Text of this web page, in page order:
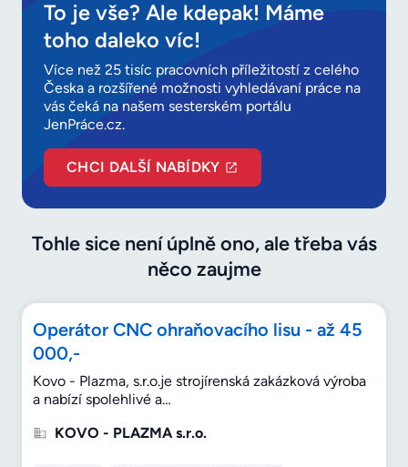
To je vše? Ale kdepak! Máme
toho daleko víc!
Více než 25 tisíc pracovních příležitostí z celého
Česka a rozšířené možnosti vyhledávaní práce na
vás čeká na našem sesterském portálu
JenPráce.cz.
CHCI DALŠÍ NABÍDKY
Tohle sice není úplně ono, ale třeba vás
něco zaujme
Operátor CNC ohraňovacího lisu - až 45
000,-
Kovo - Plazma, s.r.o.je strojírenská zakázková výroba
a nabízí spolehlivé a…
KOVO - PLAZMA s.r.o.